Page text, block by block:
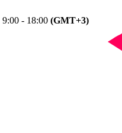
9:00 - 18:00 (GMT+3)